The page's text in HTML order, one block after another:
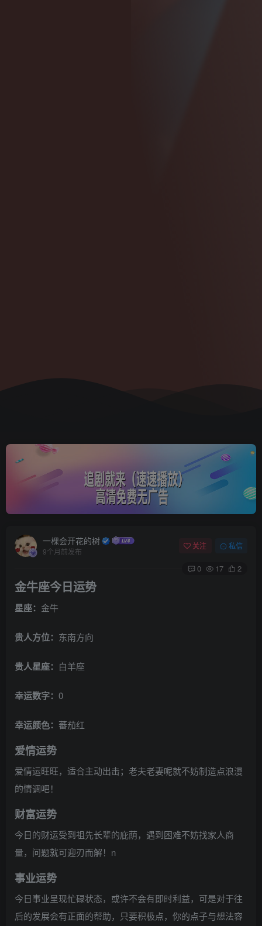
一棵会开花的树
9个月前发布
关注 私信
0 17 2
金牛座今日运势
星座： 金牛
贵人方位： 东南方向
贵人星座： 白羊座
幸运数字： 0
幸运颜色： 蕃茄红
爱情运势
爱情运旺旺，适合主动出击；老夫老妻呢就不妨制造点浪漫
的情调吧！
财富运势
今日的财运受到祖先长辈的庇荫，遇到困难不妨找家人商
量，问题就可迎刃而解！n
事业运势
今日事业呈现忙碌状态，或许不会有即时利益，可是对于往
后的发展会有正面的帮助，只要积极点，你的点子与想法容